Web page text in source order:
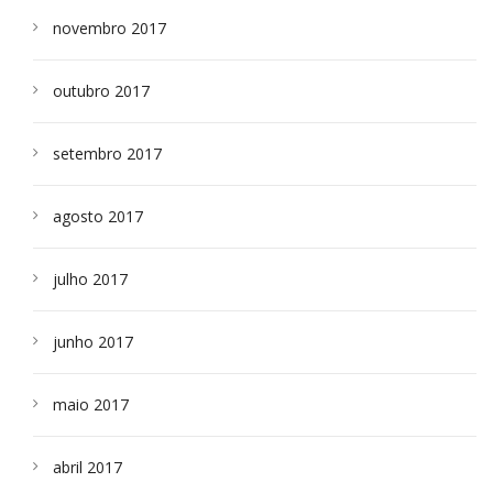
novembro 2017
outubro 2017
setembro 2017
agosto 2017
julho 2017
junho 2017
maio 2017
abril 2017